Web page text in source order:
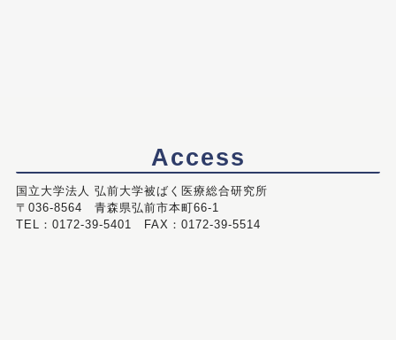
Access
国立大学法人 弘前大学被ばく医療総合研究所
〒036-8564 青森県弘前市本町66-1
TEL：0172-39-5401 FAX：0172-39-5514